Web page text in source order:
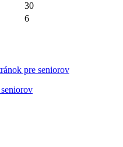
30
6
pre seniorov